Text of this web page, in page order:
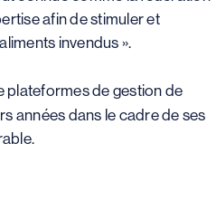
afin de stimuler et
invendus ».
plateformes de gestion de
années dans le cadre de ses